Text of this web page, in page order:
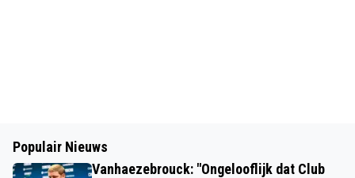
Populair Nieuws
Vanhaezebrouck: "Ongelooflijk dat Club